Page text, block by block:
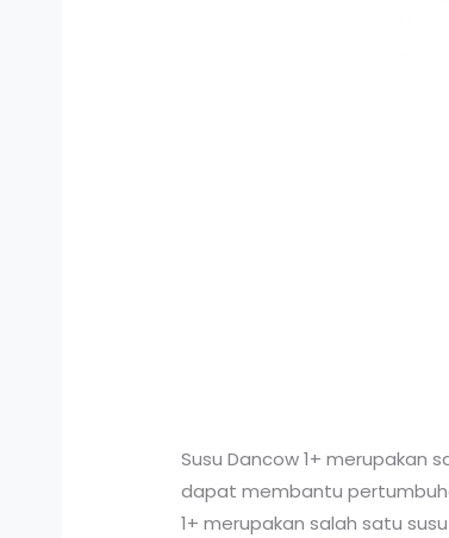
Susu Dancow 1+ merupakan
dapat membantu
1+ merupakan salah satu